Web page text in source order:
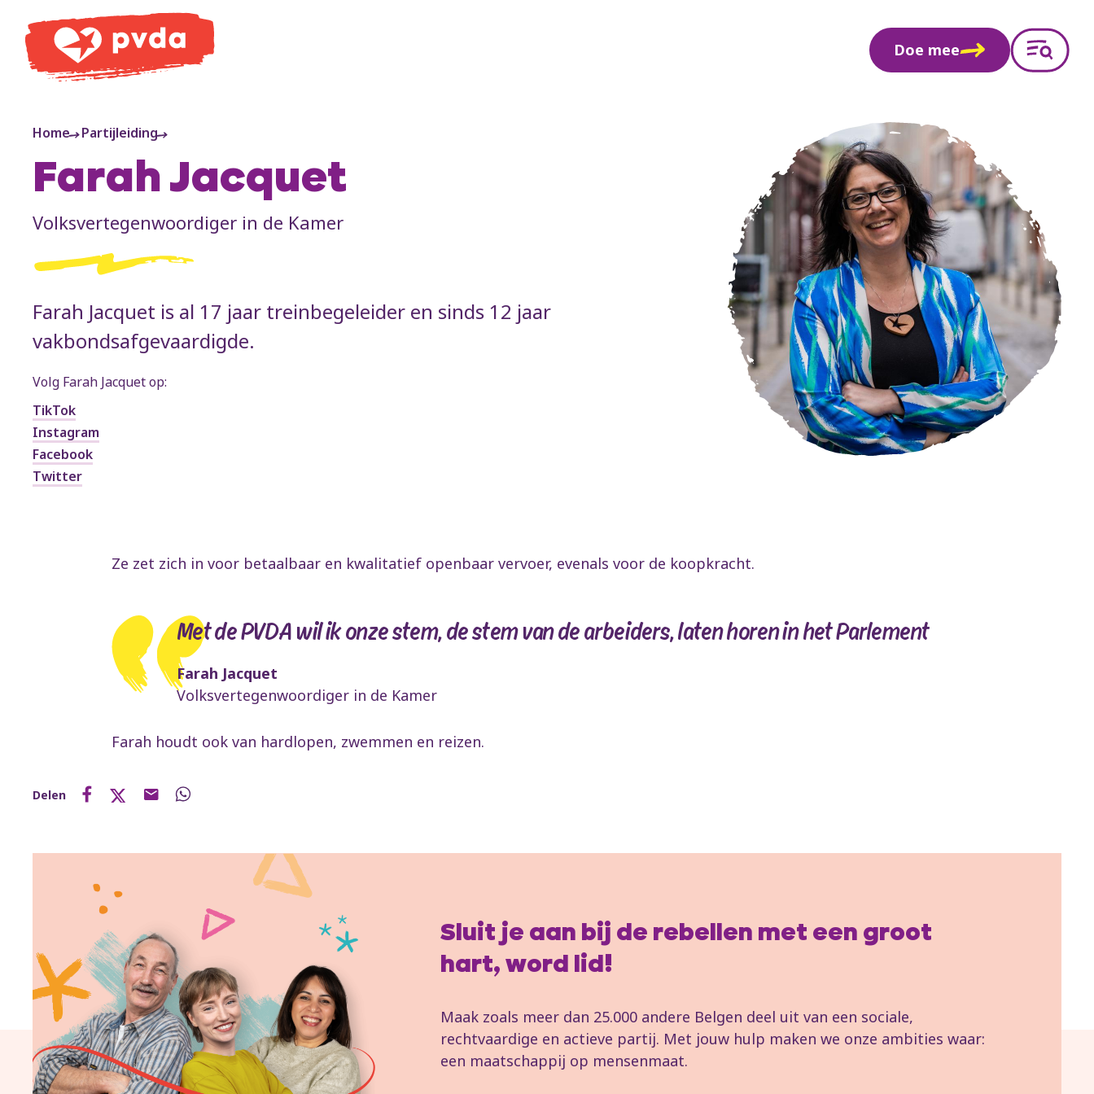
Doe mee
Home Partijleiding
Farah Jacquet
Volksvertegenwoordiger in de Kamer
Farah Jacquet is al 17 jaar treinbegeleider en sinds 12 jaar
vakbondsafgevaardigde.
Volg Farah Jacquet op:
TikTok
Instagram
Facebook
Twitter
Ze zet zich in voor betaalbaar en kwalitatief openbaar vervoer, evenals voor de koopkracht.
Met de PVDA wil ik onze stem, de stem van de arbeiders, laten horen in het Parlement
Farah Jacquet
Volksvertegenwoordiger in de Kamer
Farah houdt ook van hardlopen, zwemmen en reizen.
Delen
Sluit je aan bij de rebellen met een groot
hart, word lid!
Maak zoals meer dan 25.000 andere Belgen deel uit van een sociale,
rechtvaardige en actieve partij. Met jouw hulp maken we onze ambities waar:
een maatschappij op mensenmaat.